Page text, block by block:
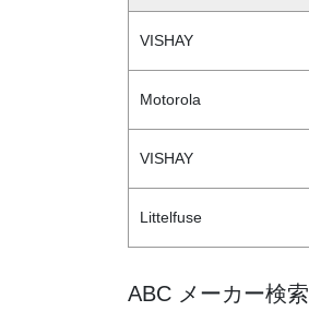
VISHAY
Motorola
VISHAY
Littelfuse
ABC メーカー検索